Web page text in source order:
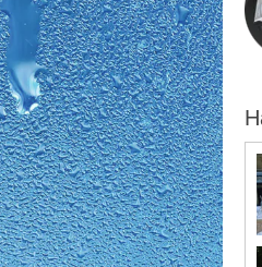
а иногда нарушает